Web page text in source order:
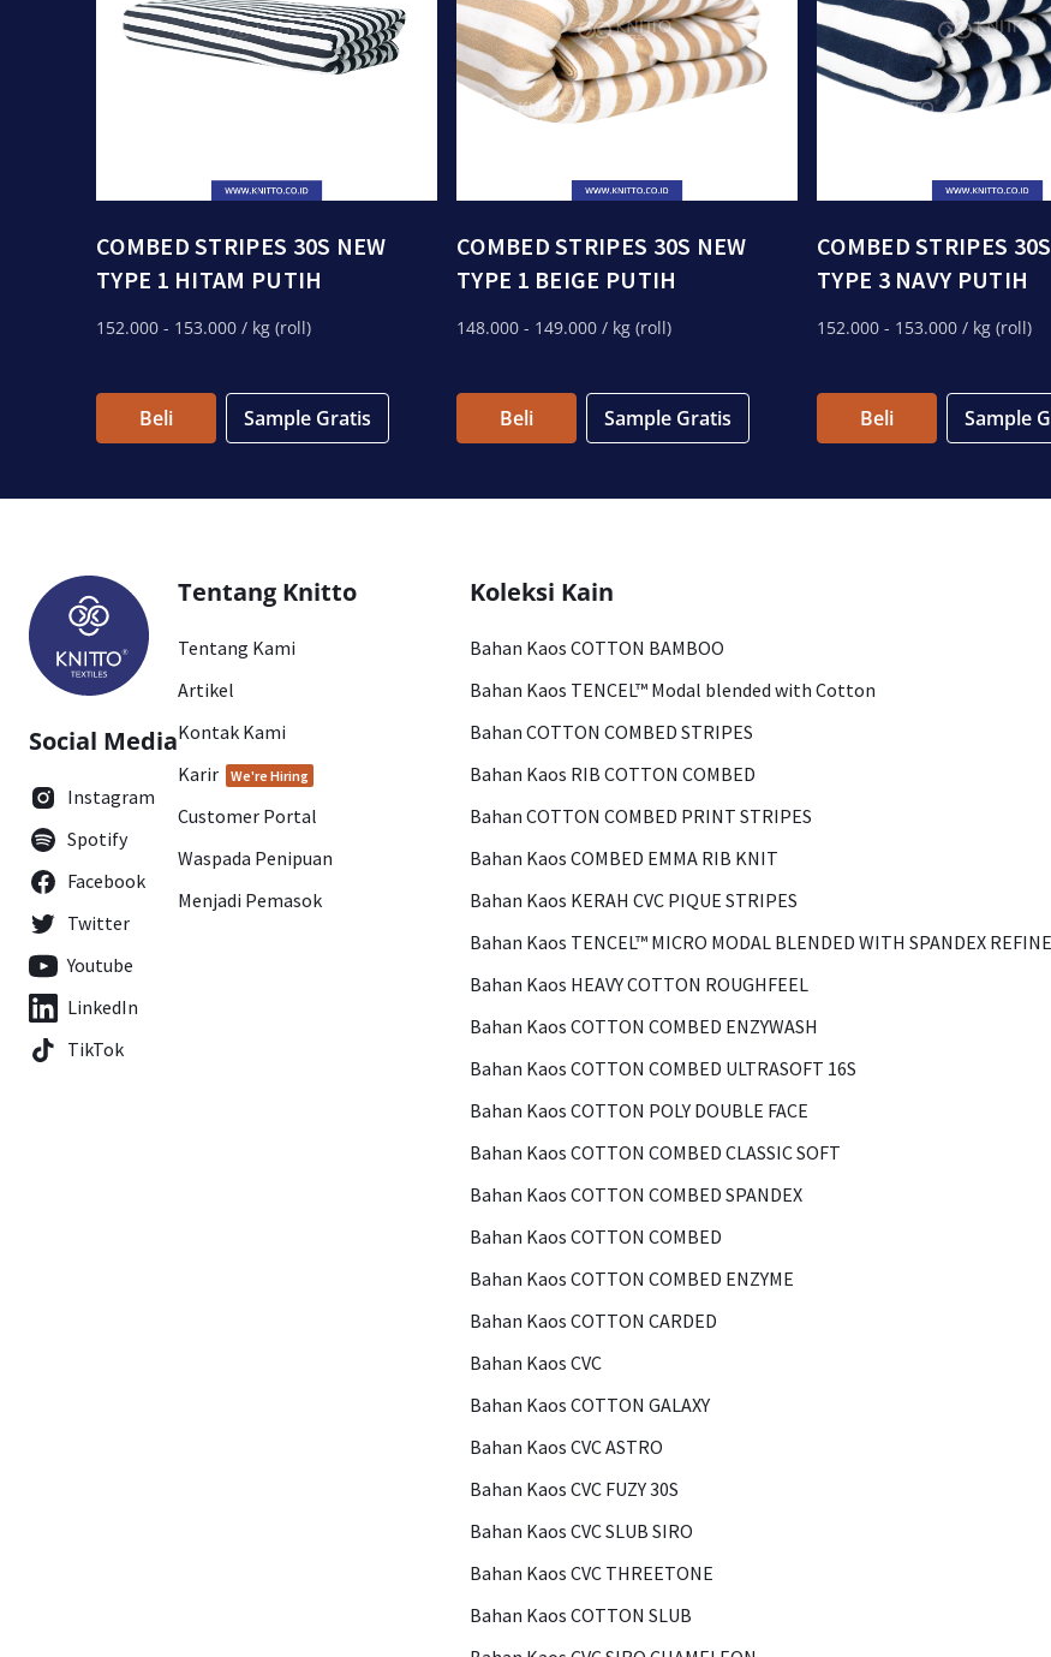
COMBED STRIPES 30S NEW
TYPE 1 HITAM PUTIH
152.000 - 153.000 / kg (roll)
Beli Sample Gratis
COMBED STRIPES 30S NEW
TYPE 1 BEIGE PUTIH
148.000 - 149.000 / kg (roll)
Beli Sample Gratis
COMBED STRIPES
TYPE 3 NAVY PUTIH
152.000 - 153.000 / kg (roll)
Beli Sample
Social Media
Instagram
Spotify
Facebook
Twitter
Youtube
LinkedIn
TikTok
Tentang Knitto
Tentang Kami
Artikel
Kontak Kami
Karir
We're Hiring
Customer Portal
Waspada Penipuan
Menjadi Pemasok
Koleksi Kain
Bahan Kaos COTTON BAMBOO
Bahan Kaos TENCEL™ Modal blended with Cotton
Bahan COTTON COMBED STRIPES
Bahan Kaos RIB COTTON COMBED
Bahan COTTON COMBED PRINT STRIPES
Bahan Kaos COMBED EMMA RIB KNIT
Bahan Kaos KERAH CVC PIQUE STRIPES
Bahan Kaos TENCEL™ MICRO MODAL BLENDED WITH SPANDEX
Bahan Kaos HEAVY COTTON ROUGHFEEL
Bahan Kaos COTTON COMBED ENZYWASH
Bahan Kaos COTTON COMBED ULTRASOFT 16S
Bahan Kaos COTTON POLY DOUBLE FACE
Bahan Kaos COTTON COMBED CLASSIC SOFT
Bahan Kaos COTTON COMBED SPANDEX
Bahan Kaos COTTON COMBED
Bahan Kaos COTTON COMBED ENZYME
Bahan Kaos COTTON CARDED
Bahan Kaos CVC
Bahan Kaos COTTON GALAXY
Bahan Kaos CVC ASTRO
Bahan Kaos CVC FUZY 30S
Bahan Kaos CVC SLUB SIRO
Bahan Kaos CVC THREETONE
Bahan Kaos COTTON SLUB